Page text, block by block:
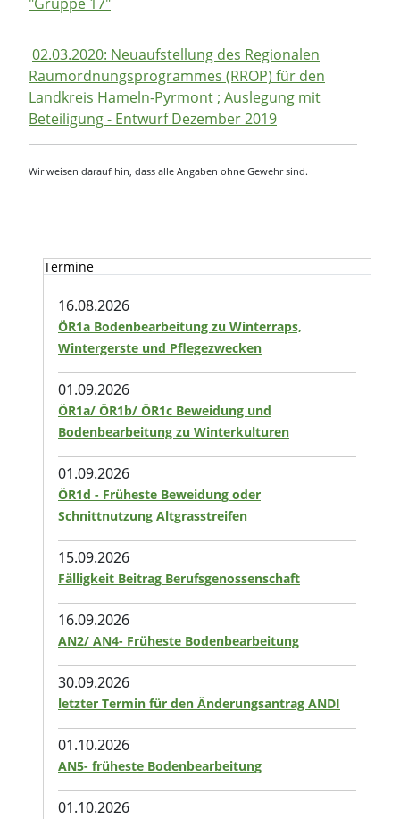
"Gruppe 17"
02.03.2020: Neuaufstellung des Regionalen
Raumordnungsprogrammes (RROP) für den
Landkreis Hameln-Pyrmont ; Auslegung mit
Beteiligung - Entwurf Dezember 2019
Wir weisen darauf hin, dass alle Angaben ohne Gewehr sind.
Termine
16.08.2026
ÖR1a Bodenbearbeitung zu Winterraps,
Wintergerste und Pflegezwecken
01.09.2026
ÖR1a/ ÖR1b/ ÖR1c Beweidung und
Bodenbearbeitung zu Winterkulturen
01.09.2026
ÖR1d - Früheste Beweidung oder
Schnittnutzung Altgrasstreifen
15.09.2026
Fälligkeit Beitrag Berufsgenossenschaft
16.09.2026
AN2/ AN4- Früheste Bodenbearbeitung
30.09.2026
letzter Termin für den Änderungsantrag ANDI
01.10.2026
AN5- früheste Bodenbearbeitung
01.10.2026